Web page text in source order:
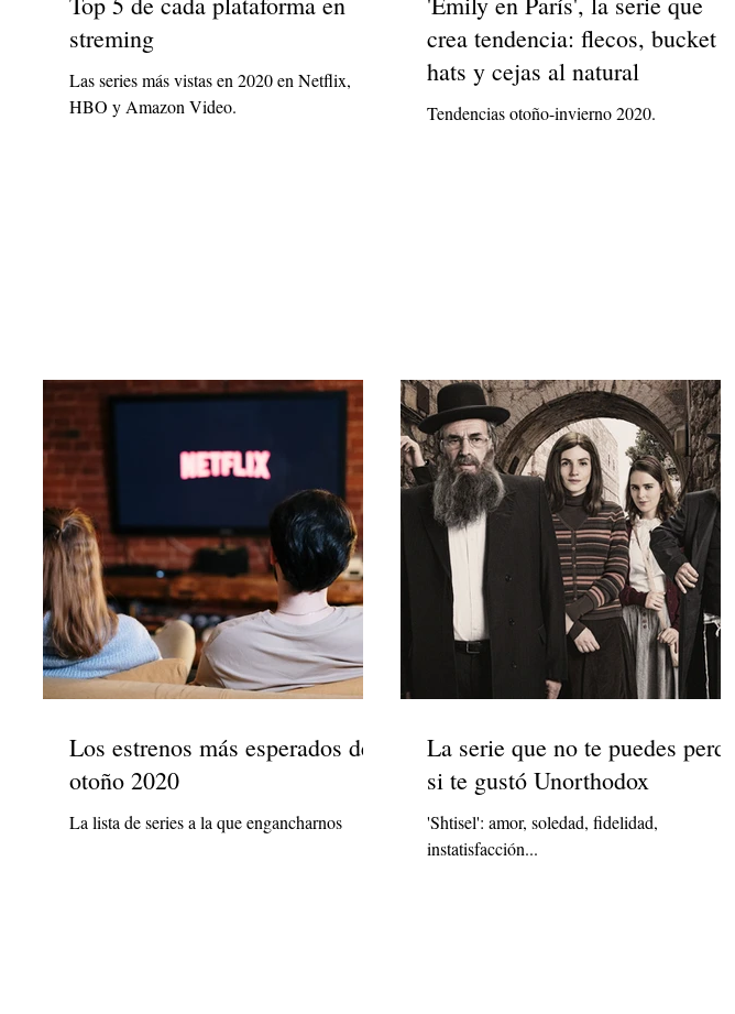
streming
Las series más vistas en 2020 en Netflix,
HBO y Amazon Video.
crea tendencia: flecos, bucket
hats y cejas al natural
Tendencias otoño-invierno 2020.
Los estrenos más esperados de
otoño 2020
La lista de series a la que engancharnos
La serie que no te puedes perder
si te gustó Unorthodox
'Shtisel': amor, soledad, fidelidad,
instatisfacción...